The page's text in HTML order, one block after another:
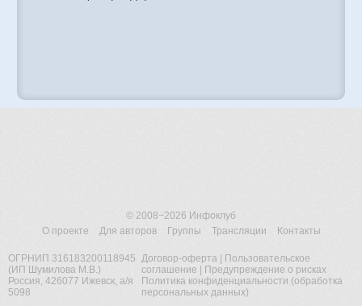
© 2008−2026 Инфоклуб
О проекте
Для авторов Группы Трансляции Контакты
ОГРНИП 316183200118945
(ИП Шумилова М.В.)
Россия, 426077 Ижевск, а/я
5098
Договор-оферта|
Пользовательское
соглашение
Предупреждение о рисках
Политика конфиденциальности (обработка
персональных данных)